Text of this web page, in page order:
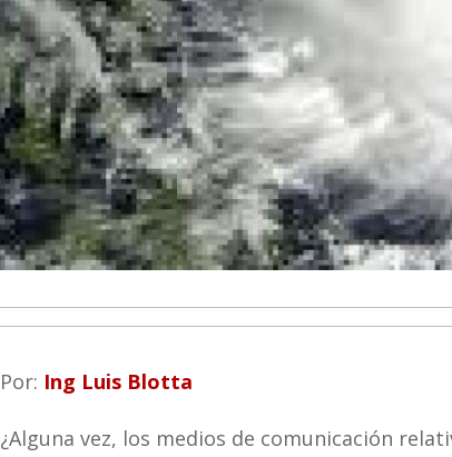
Por: Ing Luis Blotta
¿Alguna vez, los medios de comunicación